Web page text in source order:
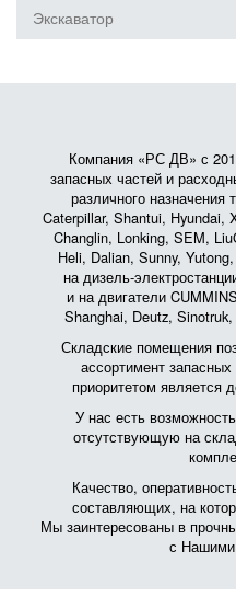
Экскаватор
Компания «РС ДВ» с
запасных частей и
различного назначения
Caterpillar, Shantui, Hyundai,
Changlin, Lonking, SEM,
Heli, Dalian, Sunny,
на дизель-
и на двигатели
Shanghai, Deutz,
Складские помещения
ассортимент
приоритетом является
У нас есть
отсутствующую на
Качество,
составляющих, на
Мы заинтересованы в
с Нашими